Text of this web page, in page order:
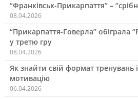
“Франківськ-Прикарпаття” –
08.04.2026
“Прикарпаття-Говерла” обіграла
у третю гру
08.04.2026
Як знайти свій формат тренувань
мотивацію
06.04.2026